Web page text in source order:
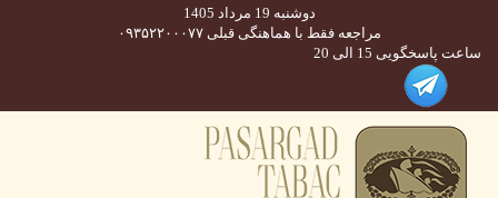
دوشنبه 19 مرداد 1405
مراجعه فقط با هماهنگی قبلی ۰۹۳۵۲۲۰۰۰۷۷
پاسخگویی 15 الی 20